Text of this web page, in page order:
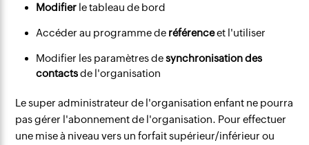
Modifier le tableau de bord
Accéder au programme de référenceet l'utiliser
Modifier les paramètres desynchronisation des
contactsde l'organisation
Le super administrateur de l'organisation enfant ne pourra
pas gérer l'abonnement de l'organisation. Pour effectuer
une mise à niveau vers un forfait supérieur/inférieur ou